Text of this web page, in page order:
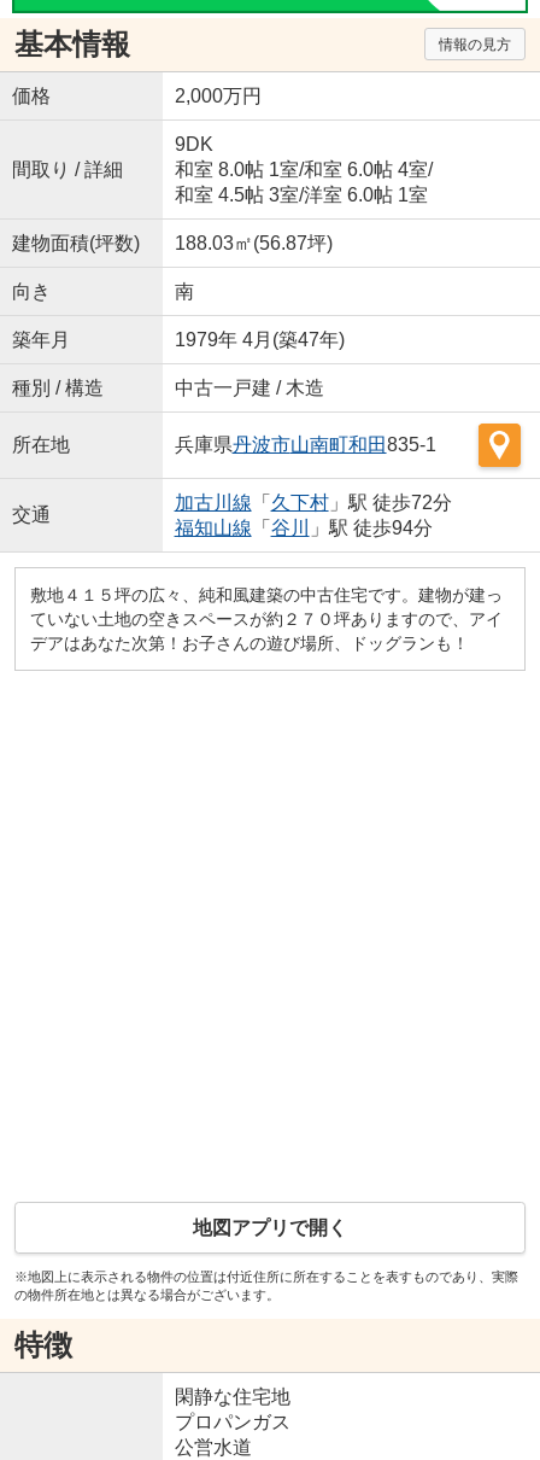
基本情報 情報の見方
価格 2,000万円
間取り / 詳細
9DK
和室 8.0帖 1室/和室 6.0帖 4室/
和室 4.5帖 3室/洋室 6.0帖 1室
建物面積(坪数) 188.03㎡(56.87坪)
向き 南
築年月 1979年 4月(築47年)
種別 / 構造 中古一戸建 / 木造
所在地 兵庫県丹波市山南町和田835-1
交通
加古川線 「 久下村」駅 徒歩72分
福知山線 「 谷川 」駅 徒歩94分
敷地４１５坪の広々、純和風建築の中古住宅です。建物が建っ
ていない土地の空きスペースが約２７０坪ありますので、アイ
デアはあなた次第！お子さんの遊び場所、ドッグランも！
地図アプリで開く
※地図上に表示される物件の位置は付近住所に所在することを表すものであり、実際
の物件所在地とは異なる場合がございます。
特徴
閑静な住宅地
プロパンガス
公営水道